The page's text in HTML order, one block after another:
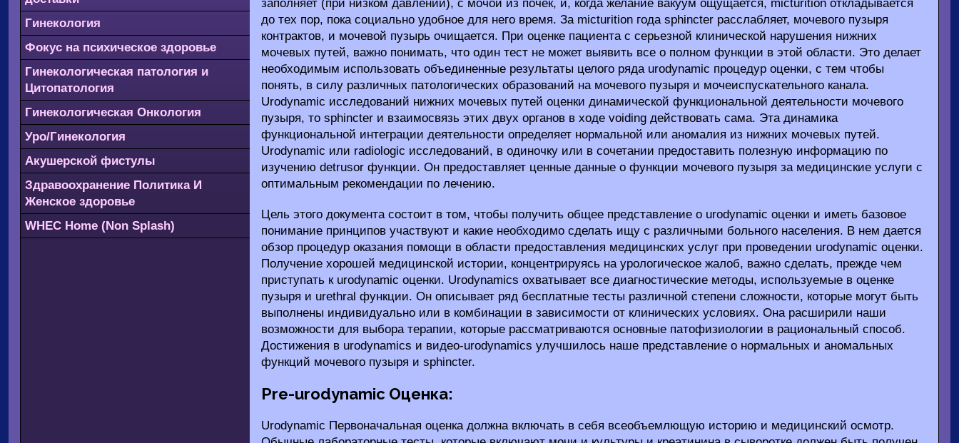
заполняет (при низком давлении), с мочой из почек, и, когда желание вакуум ощущается, micturition откладывается
до тех пор, пока социально удобное для него время. За micturition года sphincter расслабляет, мочевого пузыря
контрактов, и мочевой пузырь очищается. При оценке пациента с серьезной клинической нарушения нижних
мочевых путей, важно понимать, что один тест не может выявить все о полном функции в этой области. Это делает
необходимым использовать объединенные результаты целого ряда urodynamic процедур оценки, с тем чтобы
понять, в силу различных патологических образований на мочевого пузыря и мочеиспускательного канала.
Urodynamic исследований нижних мочевых путей оценки динамической функциональной деятельности мочевого
пузыря, то sphincter и взаимосвязь этих двух органов в ходе voiding действовать сама. Эта динамика
функциональной интеграции деятельности определяет нормальной или аномалия из нижних мочевых путей.
Urodynamic или radiologic исследований, в одиночку или в сочетании предоставить полезную информацию по
изучению detrusor функции. Он предоставляет ценные данные о функции мочевого пузыря за медицинские услуги с
оптимальным рекомендации по лечению.
Цель этого документа состоит в том, чтобы получить общее представление о urodynamic оценки и иметь базовое
понимание принципов участвуют и какие необходимо сделать ищу с различными больного населения. В нем дается
обзор процедур оказания помощи в области предоставления медицинских услуг при проведении urodynamic оценки.
Получение хорошей медицинской истории, концентрируясь на урологическое жалоб, важно сделать, прежде чем
приступать к urodynamic оценки. Urodynamics охватывает все диагностические методы, используемые в оценке
пузыря и urethral функции. Он описывает ряд бесплатные тесты различной степени сложности, которые могут быть
выполнены индивидуально или в комбинации в зависимости от клинических условиях. Она расширили наши
возможности для выбора терапии, которые рассматриваются основные патофизиологии в рациональный способ.
Достижения в urodynamics и видео-urodynamics улучшилось наше представление о нормальных и аномальных
функций мочевого пузыря и sphincter.
Pre-urodynamic Оценка:
Urodynamic Первоначальная оценка должна включать в себя всеобъемлющую историю и медицинский осмотр.
Гинекология
Фокус на психическое здоровье
Гинекологическая патология и
Цитопатология
Гинекологическая Онкология
Уро/Гинекология
Акушерской фистулы
Здравоохранение Политика И
Женское здоровье
WHEC Home (Non Splash)